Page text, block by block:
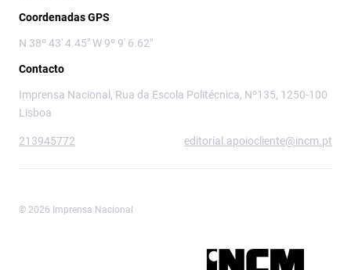
Coordenadas GPS
N 38º 43' 4.45" W 9º 9' 6.62"
Contacto
Imprensa Nacional, Rua da Escola Politécnica, Nº135, 1250-100
Lisboa
213945772 editorial.apoiocliente@incm.pt
© 2026 Imprensa Nacional